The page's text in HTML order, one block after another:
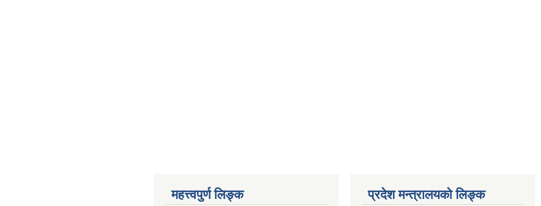
महत्त्वपुर्ण लिङ्क प्रदेश मन्त्रालयको लिङ्क